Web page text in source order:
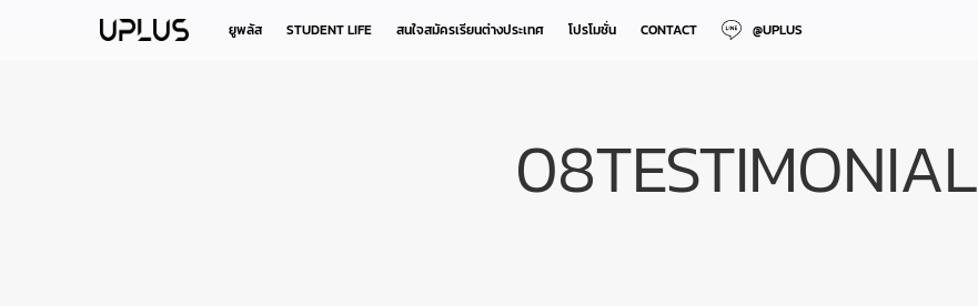
ยูพลัส STUDENT LIFE สนใจสมัครเรียนต่างประเทศ โปรโมชั่น CONTACT @UPLUS
08TESTIMONIAL